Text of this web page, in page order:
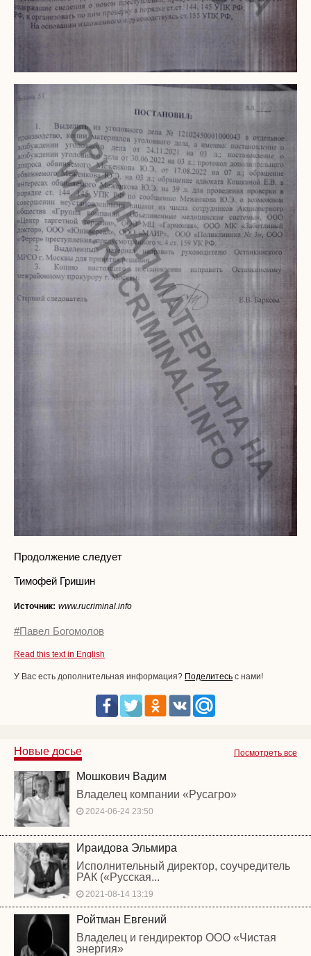
Продолжение следует
Тимофей Гришин
Источник: www.rucriminal.info
#Павел Богомолов
Read this text in English
У Вас есть дополнительная информация? Поделитесь с нами!
Посмотреть все
Новые досье
Мошкович Вадим
Владелец компании «Русагро»
2024-06-24 23:50
Ираидова Эльмира
Исполнительный директор, соучредитель
РАК («Русская...
2021-08-14 13:19
Ройтман Евгений
Владелец и гендиректор ООО «Чистая
энергия»